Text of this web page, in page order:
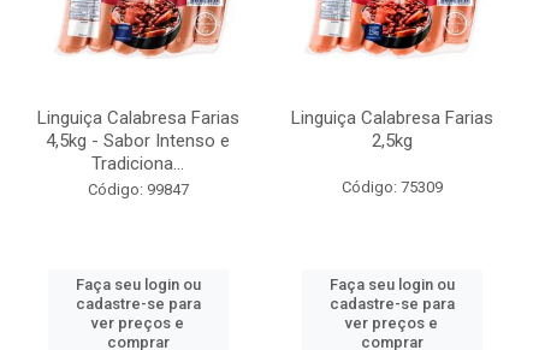
Linguiça Calabresa Farias
4,5kg - Sabor Intenso e
Tradiciona...
Código: 99847
Faça seu login ou
cadastre-se para
ver preços e
comprar
Linguiça Calabresa Farias
2,5kg
Código: 75309
Faça seu login ou
cadastre-se para
ver preços e
comprar